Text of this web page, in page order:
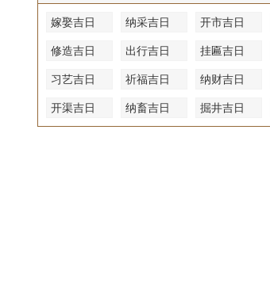
嫁娶吉日 纳采吉日 开市吉日
修造吉日 出行吉日 挂匾吉日
习艺吉日 祈福吉日 纳财吉日
开渠吉日 纳畜吉日 掘井吉日